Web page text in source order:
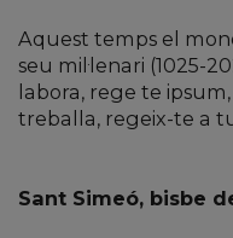
Aquest temps el
seu mil·lenari (1025-
labora, rege te
treballa, regeix-te a
Sant Simeó, bisbe